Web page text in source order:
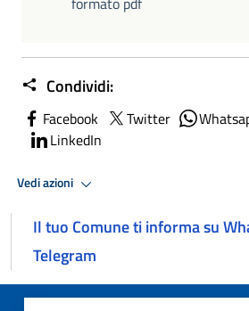
Condividi:
Facebook Twitter
LinkedIn
Vedi azioni
Il tuo Comune ti informa su
Telegram